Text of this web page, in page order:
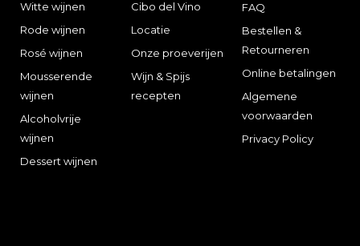
Witte wijnen
Rode wijnen
Rosé wijnen
Mousserende
wijnen
Alcoholvrije
wijnen
Dessert wijnen
Cibo del Vino
Locatie
Onze proeverijen
Wijn & Spijs
recepten
FAQ
Bestellen &
Retourneren
Online betalingen
Algemene
voorwaarden
Privacy Policy